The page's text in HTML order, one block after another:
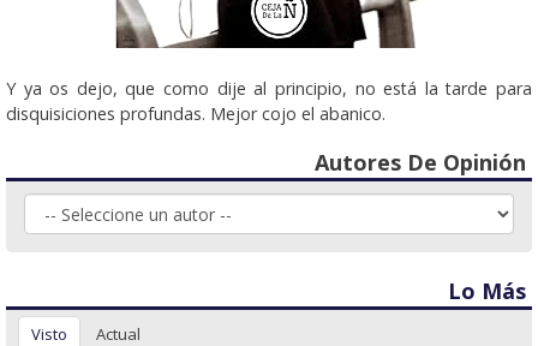
Y ya os dejo, que como dije al principio, no está la tarde para
disquisiciones profundas. Mejor cojo el abanico.
Autores De Opinión
Lo Más
Visto Actual